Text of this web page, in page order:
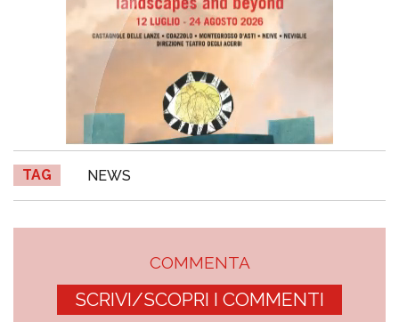
TAG NEWS
COMMENTA
SCRIVI/SCOPRI I COMMENTI